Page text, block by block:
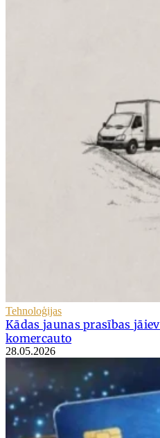
Tehnoloģijas
Kādas jaunas prasības
komercauto
28.05.2026